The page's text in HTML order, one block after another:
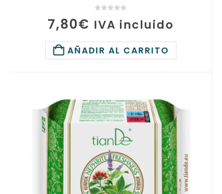
7,80€ IVA incluido
AÑADIR AL CARRITO